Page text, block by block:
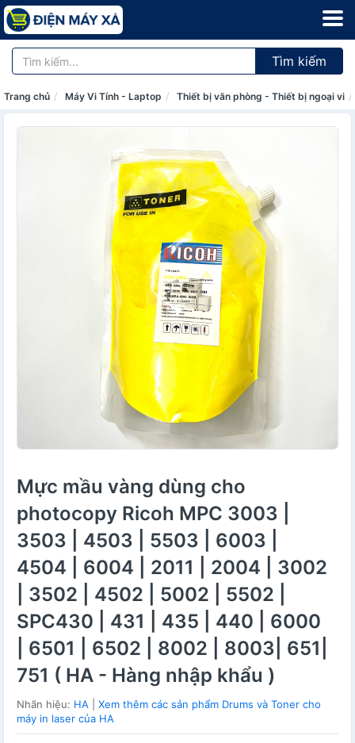
Tìm kiếm
Trang chủ Máy Vi Tính - Laptop Thiết bị văn phòng - Thiết bị ngoại vi
Mực mầu vàng dùng cho
photocopy Ricoh MPC 3003 |
3503 | 4503 | 5503 | 6003 |
4504 | 6004 | 2011 | 2004 | 3002
| 3502 | 4502 | 5002 | 5502 |
SPC430 | 431 | 435 | 440 | 6000
| 6501 | 6502 | 8002 | 8003| 651|
751 ( HA - Hàng nhập khẩu )
Nhãn hiệu: HA
Xem thêm các sản phẩm Drums và Toner cho
máy in laser của HA